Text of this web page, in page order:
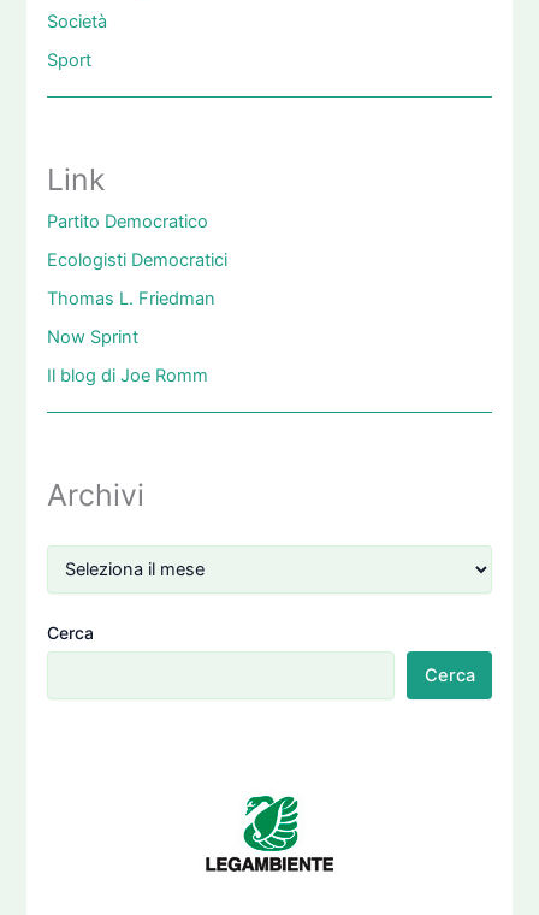
Società
Sport
Link
Partito Democratico
Ecologisti Democratici
Thomas L. Friedman
Now Sprint
Il blog di Joe Romm
Archivi
Cerca
Cerca